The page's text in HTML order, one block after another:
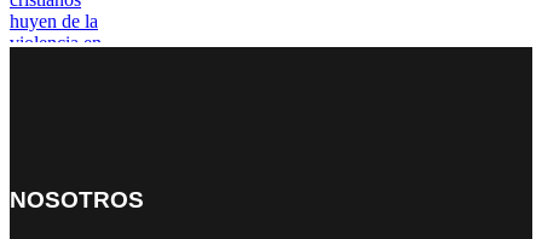
NOSOTROS